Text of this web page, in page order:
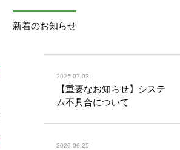
新着のお知らせ
2026.07.03
【重要なお知らせ】システ
ム不具合について
2026.06.25